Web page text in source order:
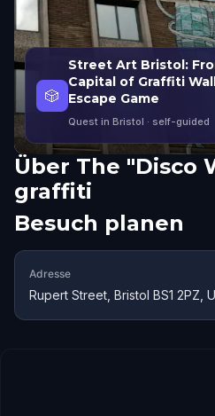
🎲
Street Art Bristol:
Capital of Graffiti
Escape Game
Quest in Bristol · self-guided
Über The "Disco
graffiti
Besuch planen
Adresse
Rupert Street, Bristol BS1 2PZ,